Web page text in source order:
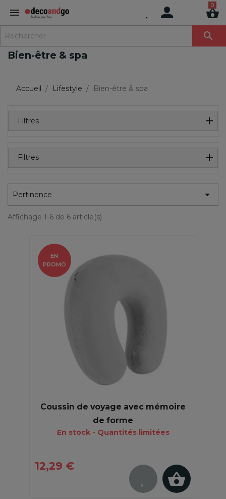

Bien-être & spa
Accueil Lifestyle Bien-être & spa
Filtres
Filtres
Pertinence 
Affichage 1-6 de 6 article(s)
Coussin de voyage avec mémoire
de forme
En stock - Quantités limitées
12,29 €
EN
PROMO